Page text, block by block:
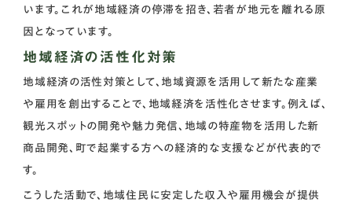
います。これが地域経済の停滞を招き、若者が地元を離れる原
因となっています。
地域経済の活性化対策
地域経済の活性対策として、地域資源を活用して新たな産業
や雇用を創出することで、地域経済を活性化させます。例えば、
観光スポットの開発や魅力発信、地域の特産物を活用した新
商品開発、町で起業する方への経済的な支援などが代表的で
す。
こうした活動で、地域住民に安定した収入や雇用機会が提供